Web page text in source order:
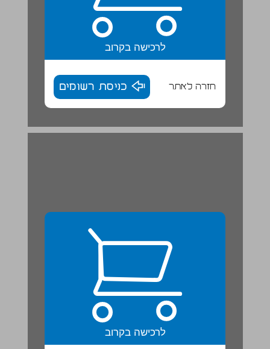
לרכישה בקרוב
חזרה לאתר כניסת רשומים
חַפְּשָׂנֵי הַדֻבּוֹנִים | טֵקְסְט מֵידָע ... 22
לרכישה בקרוב